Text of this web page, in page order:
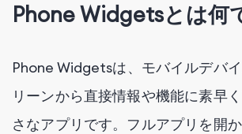
Phone Widgetsとは何
Phone Widgetsは、モバイルデバ
リーンから直接情報や機能に素早
さなアプリです。フルアプリを開